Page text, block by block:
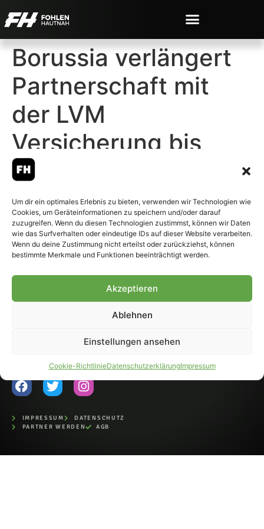
Um dir ein optimales Erlebnis zu bieten, verwenden wir Technologien wie
Cookies, um Geräteinformationen zu speichern und/oder darauf
zuzugreifen. Wenn du diesen Technologien zustimmst, können wir Daten
wie das Surfverhalten oder eindeutige IDs auf dieser Website verarbeiten.
Wenn du deine Zustimmung nicht erteilst oder zurückziehst, können
bestimmte Merkmale und Funktionen beeinträchtigt werden.
Akzeptieren
Ablehnen
Einstellungen ansehen
Cookie-RichtlinieDatenschutzerklärungImpressum
Borussia verlängert
Partnerschaft mit
der LVM
Versicherung bis
2029
© 2007-2026 Fohlen-Hautnah.de
– Alle rechte vorbehalten.
Fohlen-Hautnah.de ist ein
offiziell eingetragenes Magazin
bei der Deutschen
Nationalbibliothek (ISSN 1868-
auszugsweise, nur mit
IMPRESSUM
DATENSCHUTZ
PARTNER WERDEN
AGB